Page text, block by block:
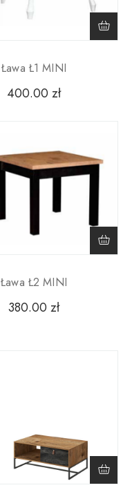
Ława Ł1 MINI
400.00 zł
Ława Ł2 MINI
380.00 zł